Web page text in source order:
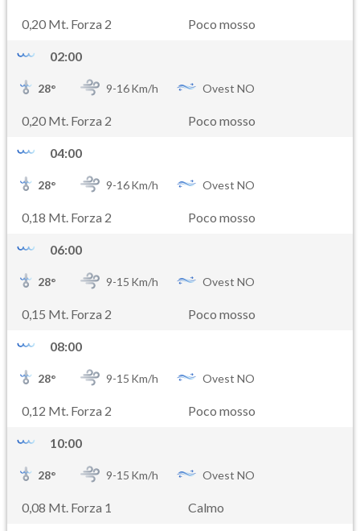
0,20 Mt. Forza 2 Poco mosso
02:00
28° 9-16Km/h Ovest NO
0,20 Mt. Forza 2 Poco mosso
04:00
28° 9-16Km/h Ovest NO
0,18 Mt. Forza 2 Poco mosso
06:00
28° 9-15 Km/h Ovest NO
0,15 Mt. Forza 2 Poco mosso
08:00
28° 9-15 Km/h Ovest NO
0,12 Mt. Forza 2 Poco mosso
10:00
28° 9-15 Km/h Ovest NO
0,08 Mt. Forza 1 Calmo